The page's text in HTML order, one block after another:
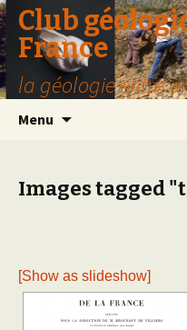
Club
France
la géologie entre
Menu
Images tagged
[Show as slideshow]